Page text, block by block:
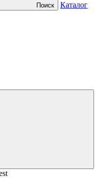
Поиск Каталог